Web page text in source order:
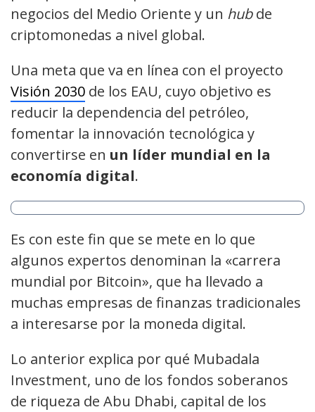
negocios del Medio Oriente y un hubde
criptomonedas a nivel global.
Una meta que va en línea con el proyecto
Visión 2030 de los EAU, cuyo objetivo es
reducir la dependencia del petróleo,
fomentar la innovación tecnológica y
convertirse en un líder mundial en la
economía digital.
Es con este fin que se mete en lo que
algunos expertos denominan la «carrera
mundial por Bitcoin», que ha llevado a
muchas empresas de finanzas tradicionales
a interesarse por la moneda digital.
Lo anterior explica por qué Mubadala
Investment, uno de los fondos soberanos
de riqueza de Abu Dhabi, capital de los